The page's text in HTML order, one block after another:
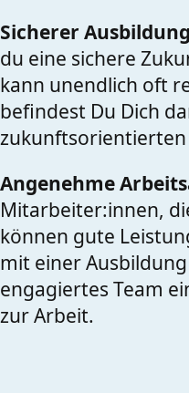
Sicherer
du eine sichere
kann unendlich oft
befindest Du Dich
zukunftsorientierten
Angenehme
Mitarbeiter:innen,
können gute
mit einer
engagiertes Team
zur Arbeit.